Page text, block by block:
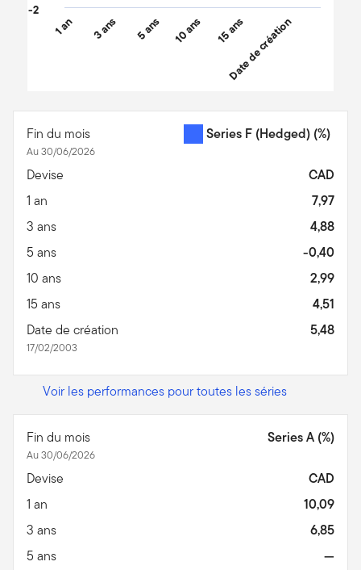
1 an 3 ans 5 ans 10 ans 15 ans
Date de création
-2
Fin du mois
Au 30/06/2026
Series F (Hedged) (%)
Devise
CAD
1 an
7,97
3 ans
4,88
5 ans
-0,40
10 ans
2,99
15 ans
4,51
Date de création
17/02/2003
5,48
Voir les performances pour toutes les séries
Fin du mois
Au 30/06/2026
Series A (%)
Devise
CAD
1 an
10,09
3 ans
6,85
5 ans
—